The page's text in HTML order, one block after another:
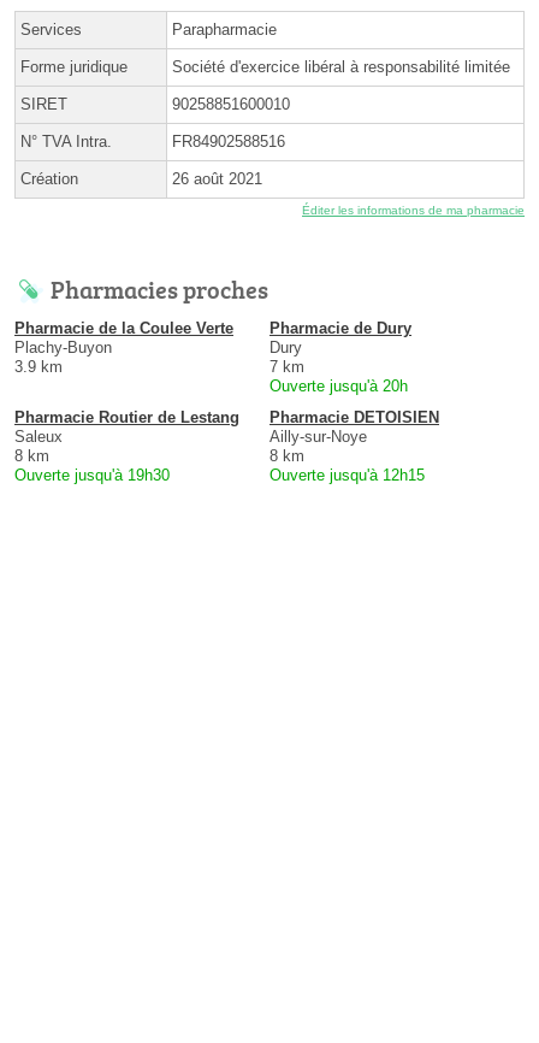
Services Parapharmacie
Forme juridique Société d'exercice libéral à responsabilité limitée
SIRET 90258851600010
N° TVA Intra. FR84902588516
Création 26 août 2021
Éditer les informations de ma pharmacie
Pharmacies proches
Pharmacie de la Coulee Verte
Plachy-Buyon
3.9 km
Pharmacie de Dury
Dury
7 km
Ouverte jusqu'à 20h
Pharmacie Routier de Lestang
Saleux
8 km
Ouverte jusqu'à 19h30
Pharmacie DETOISIEN
Ailly-sur-Noye
8 km
Ouverte jusqu'à 12h15